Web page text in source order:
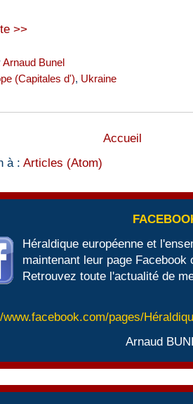
>>
Arnaud Bunel
(Capitales d'), Ukraine
Accueil
à : Articles (Atom)
Héraldique européenne et
maintenant leur page Facebook
Retrouvez toute l'actualité de
pages/
Arnaud